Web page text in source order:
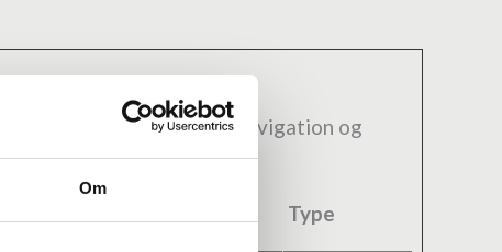
Om
funktioner såsom side-navigation og
Maksimal
opbevaringstid
Type